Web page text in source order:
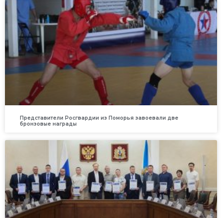
Представители Росгвардии из Поморья завоевали две
бронзовые награды